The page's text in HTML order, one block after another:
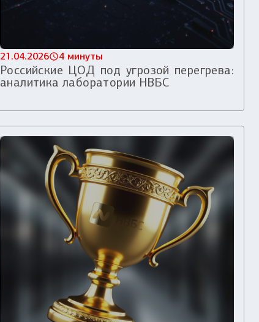
21.04.2026 4 минуты
Российские ЦОД под угрозой перегрева:
аналитика лаборатории НВБС